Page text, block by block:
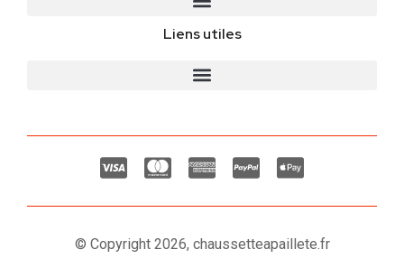
Liens utiles
© Copyright 2026, chaussetteapaillete.fr